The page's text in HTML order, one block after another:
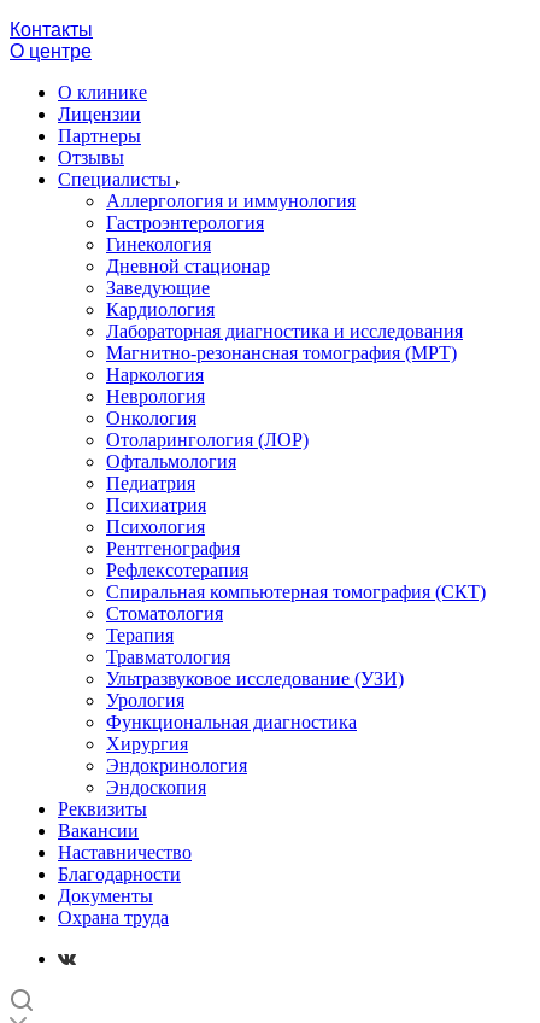
Контакты
О центре
О клинике
Лицензии
Партнеры
Отзывы
Специалисты
Аллергология и иммунология
Гастроэнтерология
Гинекология
Дневной стационар
Заведующие
Кардиология
Лабораторная диагностика и исследования
Магнитно-резонансная томография (МРТ)
Наркология
Неврология
Онкология
Отоларингология (ЛОР)
Офтальмология
Педиатрия
Психиатрия
Психология
Рентгенография
Рефлексотерапия
Спиральная компьютерная томография (СКТ)
Стоматология
Терапия
Травматология
Ультразвуковое исследование (УЗИ)
Урология
Функциональная диагностика
Хирургия
Эндокринология
Эндоскопия
Реквизиты
Вакансии
Наставничество
Благодарности
Документы
Охрана труда